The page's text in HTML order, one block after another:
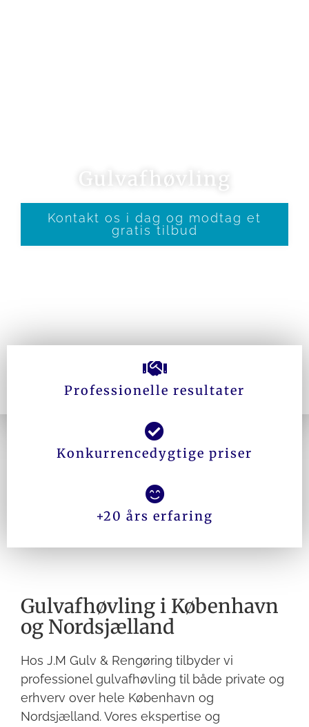
Gulvafhøvling
Kontakt os i dag og modtag et
gratis tilbud
Professionelle resultater
Konkurrencedygtige priser
+20 års erfaring
Gulvafhøvling i København
og Nordsjælland
Hos J.M Gulv & Rengøring tilbyder vi
professionel gulvafhøvling til både private og
erhverv over hele København og
Nordsjælland. Vores ekspertise og